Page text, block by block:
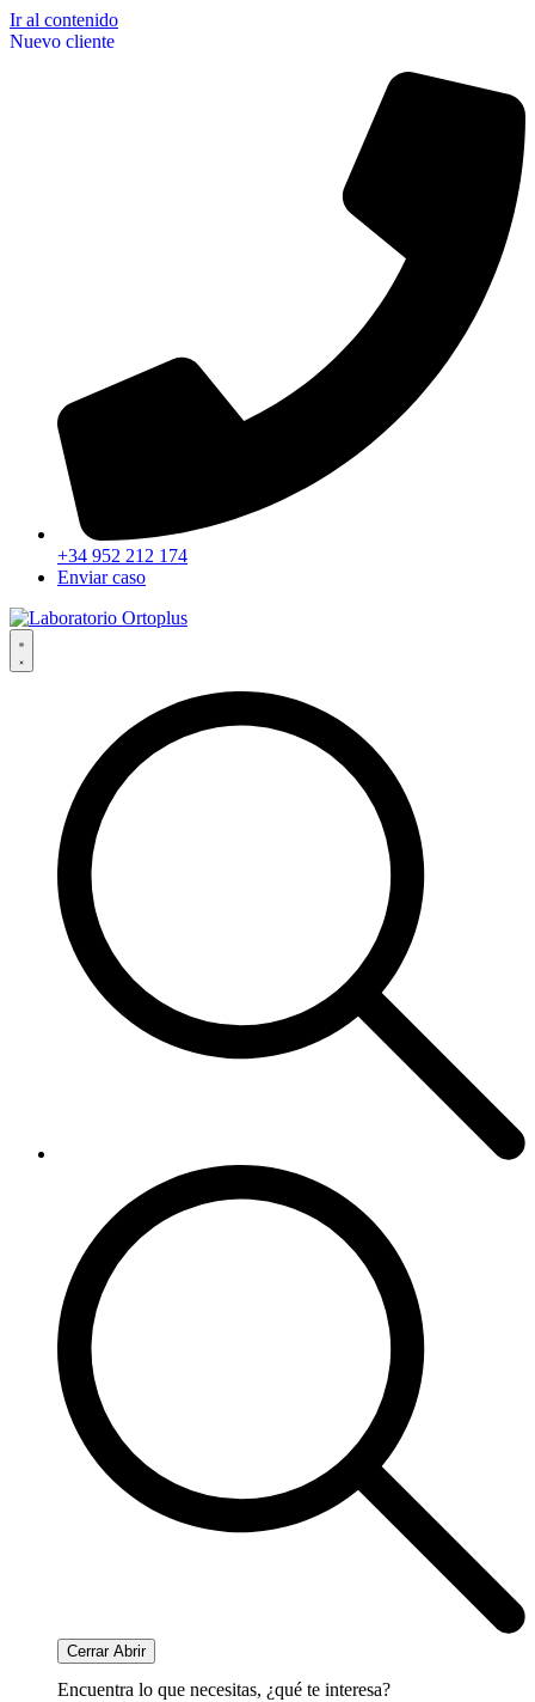
Ir al contenido
Nuevo cliente
+34 952 212 174
Enviar caso
Cerrar Abrir
Encuentra lo que necesitas, ¿qué te interesa?